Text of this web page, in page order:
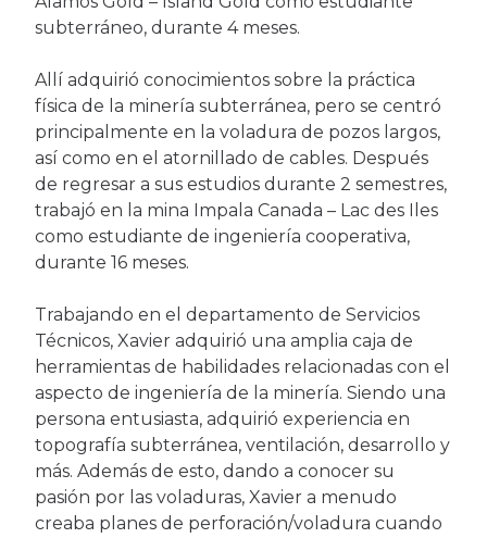
subterráneo, durante 4 meses.
Allí adquirió conocimientos sobre la práctica
física de la minería subterránea, pero se centró
principalmente en la voladura de pozos largos,
así como en el atornillado de cables. Después
de regresar a sus estudios durante 2 semestres,
trabajó en la mina Impala Canada – Lac des Iles
como estudiante de ingeniería cooperativa,
durante 16 meses.
Trabajando en el departamento de Servicios
Técnicos, Xavier adquirió una amplia caja de
herramientas de habilidades relacionadas con el
aspecto de ingeniería de la minería. Siendo una
persona entusiasta, adquirió experiencia en
topografía subterránea, ventilación, desarrollo y
más. Además de esto, dando a conocer su
pasión por las voladuras, Xavier a menudo
creaba planes de perforación/voladura cuando